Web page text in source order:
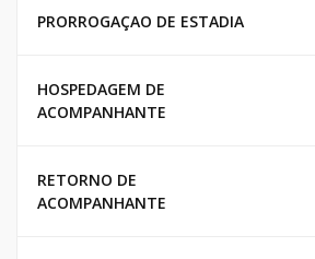
PRORROGAÇAO DE ESTADIA
HOSPEDAGEM DE
ACOMPANHANTE
RETORNO DE
ACOMPANHANTE